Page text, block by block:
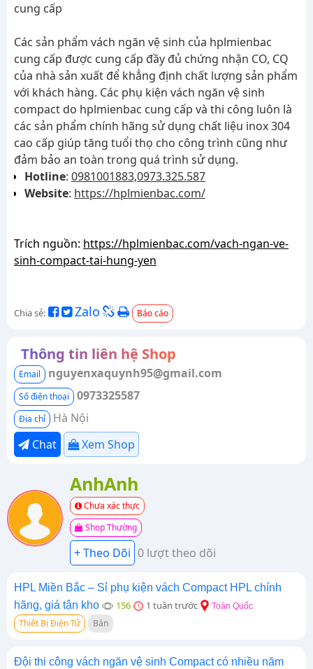
cung cấp
Các sản phẩm vách ngăn vệ sinh của hplmienbac
cung cấp được cung cấp đầy đủ chứng nhận CO, CQ
của nhà sản xuất để khẳng định chất lượng sản phẩm
với khách hàng. Các phụ kiện vách ngăn vệ sinh
compact do hplmienbac cung cấp và thi công luôn là
các sản phẩm chính hãng sử dụng chất liệu inox 304
cao cấp giúp tăng tuổi thọ cho công trình cũng như
đảm bảo an toàn trong quá trình sử dụng.
Hotline: 0981001883,0973.325.587
Website: https://hplmienbac.com/
Trích nguồn: https://hplmienbac.com/vach-ngan-ve-
sinh-compact-tai-hung-yen
Chia sẻ: Zalo Báo cáo
Thông tin liên hệ Shop
Email nguyenxaquynh95@gmail.com
Số điện thoại 0973325587
Địa chỉ
Hà Nội
Chat
Xem Shop
AnhAnh
Chưa xác thực
Shop Thường
0 lượt theo dõi
HPL Miền Bắc – Sỉ phụ kiện vách Compact HPL chính
hãng, giá tận kho
156 1 tuần trước Toàn Quốc
Thiết Bị Điện Tử Bán
Đội thi công vách ngăn vệ sinh Compact có nhiều năm